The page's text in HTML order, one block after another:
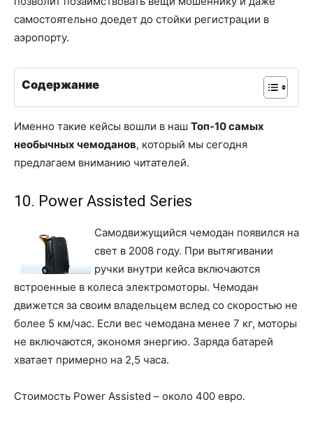
самостоятельно доедет до стойки регистрации в
аэропорту.
Содержание
Именно такие кейсы вошли в наш Топ-10 самых
необычных чемоданов, который мы сегодня
предлагаем вниманию читателей.
10. Power Assisted Series
Самодвижущийся чемодан появился на
свет в 2008 году. При вытягивании
ручки внутри кейса включаются
встроенные в колеса электромоторы. Чемодан
движется за своим владельцем вслед со скоростью не
более 5 км/час. Если вес чемодана менее 7 кг, моторы
не включаются, экономя энергию. Заряда батарей
хватает примерно на 2,5 часа.
Стоимость Power Assisted – около 400 евро.